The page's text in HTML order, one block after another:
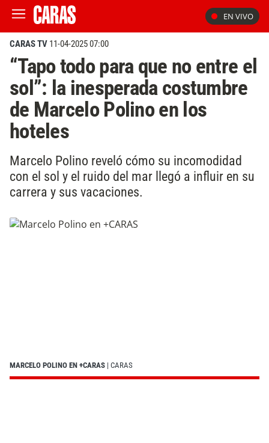
EN VIVO
CARAS TV 11-04-2025 07:00
“Tapo todo para que no entre el
sol”: la inesperada costumbre
de Marcelo Polino en los
hoteles
Marcelo Polino reveló cómo su incomodidad
con el sol y el ruido del mar llegó a influir en su
carrera y sus vacaciones.
MARCELO POLINO EN +CARAS | CARAS